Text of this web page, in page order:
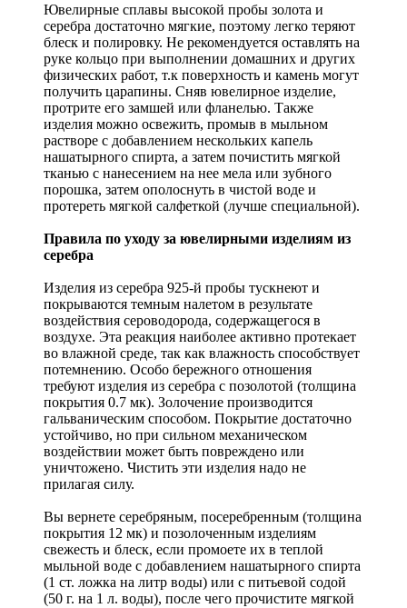
Ювелирные сплавы высокой пробы золота и
серебра достаточно мягкие, поэтому легко теряют
блеск и полировку. Не рекомендуется оставлять на
руке кольцо при выполнении домашних и других
физических работ, т.к поверхность и камень могут
получить царапины. Сняв ювелирное изделие,
протрите его замшей или фланелью. Также
изделия можно освежить, промыв в мыльном
растворе с добавлением нескольких капель
нашатырного спирта, а затем почистить мягкой
тканью с нанесением на нее мела или зубного
порошка, затем ополоснуть в чистой воде и
протереть мягкой салфеткой (лучше специальной).
Правила по уходу за ювелирными изделиям из
серебра
Изделия из серебра 925-й пробы тускнеют и
покрываются темным налетом в результате
воздействия сероводорода, содержащегося в
воздухе. Эта реакция наиболее активно протекает
во влажной среде, так как влажность способствует
потемнению. Особо бережного отношения
требуют изделия из серебра с позолотой (толщина
покрытия 0.7 мк). Золочение производится
гальваническим способом. Покрытие достаточно
устойчиво, но при сильном механическом
воздействии может быть повреждено или
уничтожено. Чистить эти изделия надо не
прилагая силу.
Вы вернете серебряным, посеребренным (толщина
покрытия 12 мк) и позолоченным изделиям
свежесть и блеск, если промоете их в теплой
мыльной воде с добавлением нашатырного спирта
(1 ст. ложка на литр воды) или с питьевой содой
(50 г. на 1 л. воды), после чего прочистите мягкой